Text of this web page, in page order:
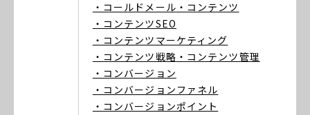
・コールドメール ・コンテンツ
・コンテンツSEO
・コンテンツマーケティング
・コンテンツ戦略 ・コンテンツ管理
・コンバージョン
・コンバージョンファネル
・コンバージョンポイント